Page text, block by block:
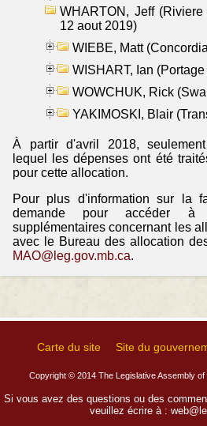
WHARTON, Jeff
12 aout 2019)
WIEBE, Matt
WISHART, Ian
WOWCHUK, Rick
YAKIMOSKI, Blair
À partir d'avril 2018,
lequel les dépenses ont été
pour cette allocation.
Pour plus d'information sur la
demande pour accéder à
supplémentaires concernant les
avec le Bureau des allocation
MAO@leg.gov.mb.ca.
Carte du site Site du
Copyright © 2014 The Legislative Assembly of
Si vous avez des questions ou des
veuillez écrire à :